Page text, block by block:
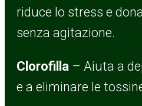
riduce lo stress e
senza agitazione.
Clorofilla – Aiuta a
e a eliminare le